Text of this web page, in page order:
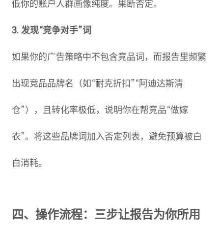
低你的账户人群画像纯度。果断否定。
3. 发现“竞争对手”词
如果你的广告策略中不包含竞品词，而报告里频繁
出现竞品品牌名（如“耐克折扣”“阿迪达斯清
仓”），且转化率极低，说明你在帮竞品“做嫁
衣”。将这些品牌词加入否定列表，避免预算被白
白消耗。
四、操作流程：三步让报告为你所用